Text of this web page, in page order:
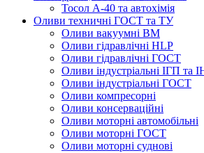
Тосол А-40 та автохімія
Оливи техничні ГОСТ та ТУ
Оливи вакуумні ВМ
Оливи гідравлічні HLP
Оливи гідравлічні ГОСТ
Оливи індустріальні ІГП та
Оливи індустріальні ГОСТ
Оливи компресорні
Оливи консерваційні
Оливи моторні автомобільні
Оливи моторні ГОСТ
Оливи моторні суднові